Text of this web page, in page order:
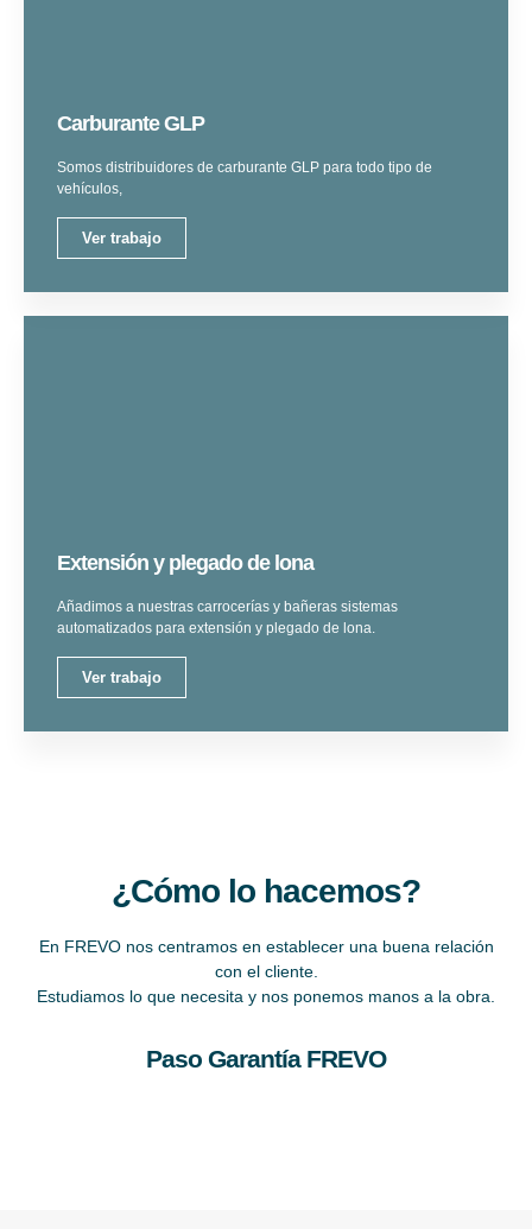
Carburante GLP
Somos distribuidores de carburante GLP para todo tipo de
vehículos,
Ver trabajo
Extensión y plegado de lona
Añadimos a nuestras carrocerías y bañeras sistemas
automatizados para extensión y plegado de lona.
Ver trabajo
¿Cómo lo hacemos?
En FREVO nos centramos en establecer una buena relación
con el cliente.
Estudiamos lo que necesita y nos ponemos manos a la obra.
Paso Garantía FREVO